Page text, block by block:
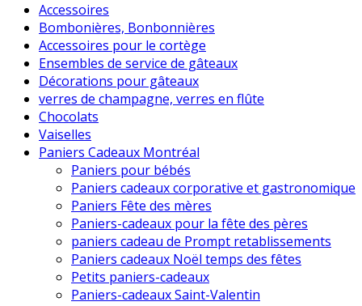
Accessoires
Bombonières, Bonbonnières
Accessoires pour le cortège
Ensembles de service de gâteaux
Décorations pour gâteaux
verres de champagne, verres en flûte
Chocolats
Vaiselles
Paniers Cadeaux Montréal
Paniers pour bébés
Paniers cadeaux corporative et gastronomique
Paniers Fête des mères
Paniers-cadeaux pour la fête des pères
paniers cadeau de Prompt retablissements
Paniers cadeaux Noël temps des fêtes
Petits paniers-cadeaux
Paniers-cadeaux Saint-Valentin